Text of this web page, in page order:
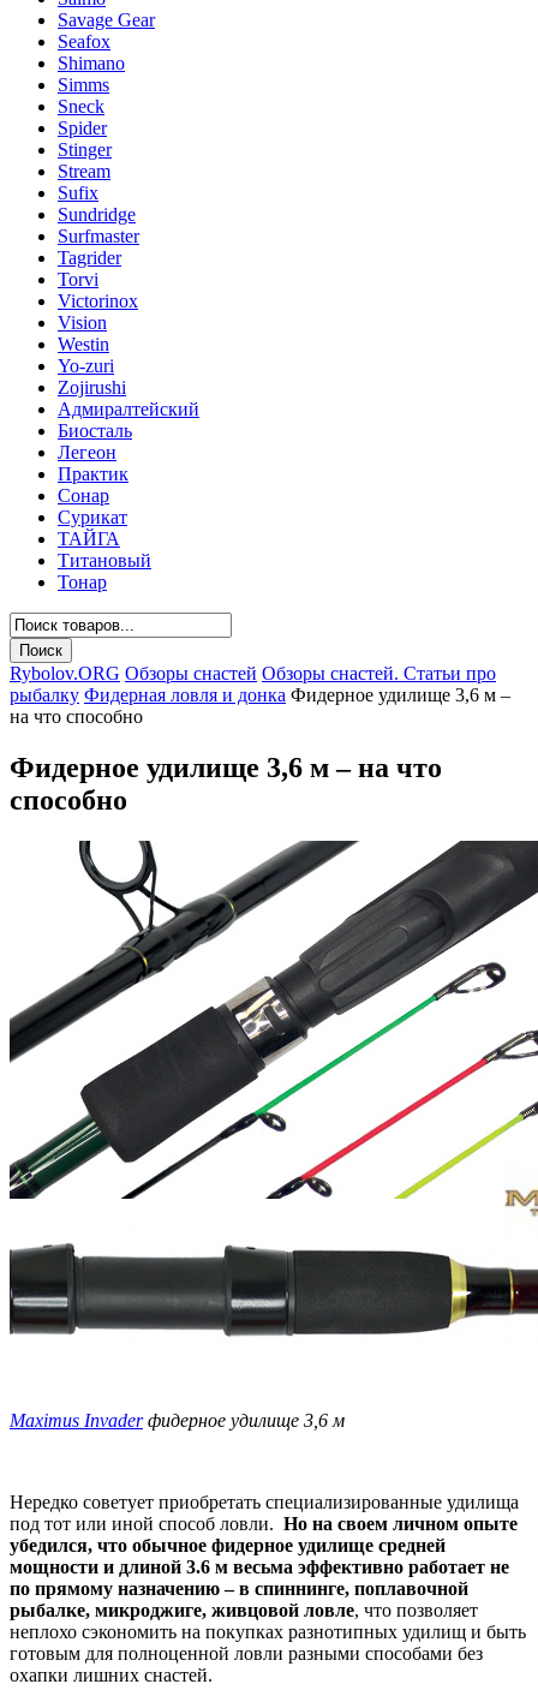
Savage Gear
Seafox
Shimano
Simms
Sneck
Spider
Stinger
Stream
Sufix
Sundridge
Surfmaster
Tagrider
Torvi
Victorinox
Vision
Westin
Yo-zuri
Zojirushi
Адмиралтейский
Биосталь
Легеон
Практик
Сонар
Сурикат
ТАЙГА
Титановый
Тонар
Rybolov.ORG Обзоры снастей Обзоры снастей. Статьи про
рыбалку Фидерная ловля и донка Фидерное удилище 3,6 м –
на что способно
Фидерное удилище 3,6 м – на что
способно
Maximus Invaderфидерное удилище 3,6 м
Нередко советует приобретать специализированные удилища
под тот или иной способ ловли. Но на своем личном опыте
убедился, что обычное фидерное удилище средней
мощности и длиной 3.6 м весьма эффективно работает не
по прямому назначению – в спиннинге, поплавочной
рыбалке, микроджиге, живцовой ловле, что позволяет
неплохо сэкономить на покупках разнотипных удилищ и быть
готовым для полноценной ловли разными способами без
охапки лишних снастей.